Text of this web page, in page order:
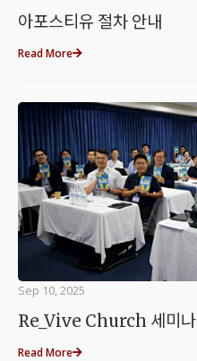
아포스티유 절차 안내
Read More
Sep 10, 2025
Re_Vive Church 세미나
Read More